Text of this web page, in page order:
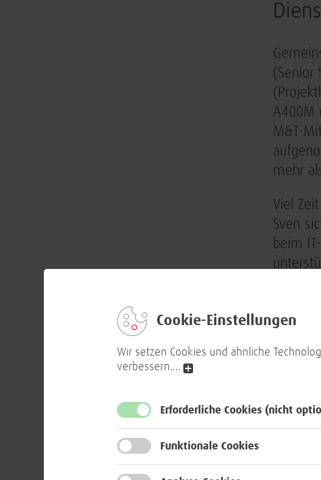
Cookie-Einstellungen
Wir setzen Cookies und ähnliche
verbessern.…
Erforderliche Cookies (nicht
Funktionale Cookies
(Senior
A400M
M&T-
mehr
Viel
Sven
beim
– so